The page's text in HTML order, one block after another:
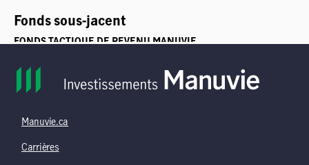
Manuvie.ca
Carrières